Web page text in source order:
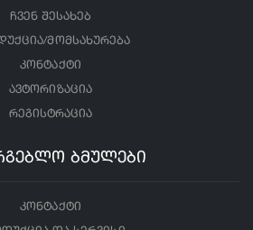
ჩვენ შესახებ
მომსახურება
კონტაქტი
ავტორიზაცია
რეგისტრაცია
ბმულები
კონტაქტი